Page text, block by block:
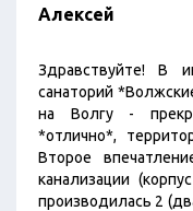
Алексей
Здравствуйте! В
санаторий
на Волгу -
*отлично*,
Второе
канализации
производилась 2